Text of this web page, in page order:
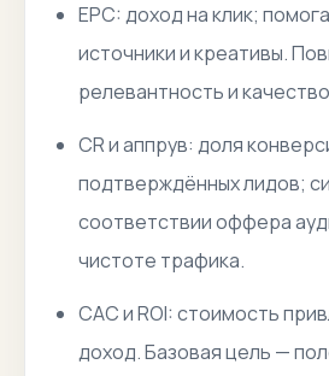
EPC: доход на клик;
источники и креативы.
релевантность и
CR и аппрув: доля
подтверждённых лидов;
соответствии оффера
чистоте трафика.
CAC и ROI: стоимость
доход. Базовая цель —